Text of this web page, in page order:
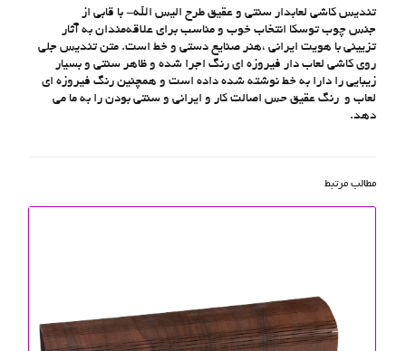
تندیس کاشی لعابدار سنتی و عقیق طرح الیس الله- با قابی از
جنس چوب توسکا انتخاب خوب و مناسب برای علاقه‌مندان به آثار
تزیینی با هویت ایرانی ،هنر صنایع دستی و خط است. متن تندیس جلی
روی کاشی لعاب دار فیروزه ای رنگ اجرا شده و ظاهر سنتی و بسیار
زیبایی را دارا به خط نوشته شده داده است و همچنین رنگ فیروزه ای
لعاب و رنگ عقیق حس اصالت کار و ایرانی و سنتی بودن را به ما می
دهد.
مطالب مرتبط